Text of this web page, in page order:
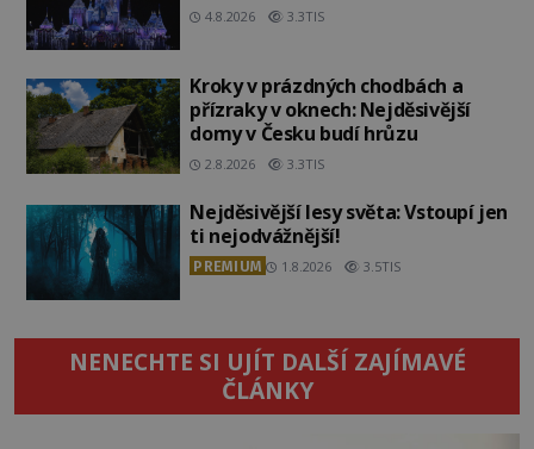
4.8.2026 3.3TIS
Kroky v prázdných chodbách a
přízraky v oknech: Nejděsivější
domy v Česku budí hrůzu
2.8.2026 3.3TIS
Nejděsivější lesy světa: Vstoupí jen
ti nejodvážnější!
PREMIUM 1.8.2026 3.5TIS
NENECHTE SI UJÍT DALŠÍ ZAJÍMAVÉ
ČLÁNKY